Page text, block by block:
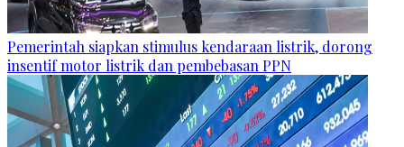
Pemerintah siapkan stimulus kendaraan listrik, dorong
insentif motor listrik dan pembebasan PPN